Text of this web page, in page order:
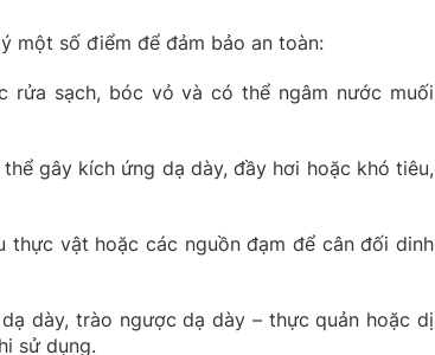
một số điểm để đảm bảo an toàn:
rửa sạch, bóc vỏ và có thể ngâm nước muối
gây kích ứng dạ dày, đầy hơi hoặc khó tiêu,
thực vật hoặc các nguồn đạm để cân đối dinh
dày, trào ngược dạ dày – thực quản hoặc dị
sử dụng.